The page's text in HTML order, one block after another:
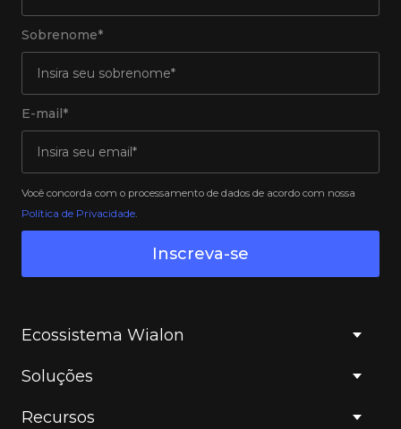
Sobrenome*
E-mail*
Você concorda com o processamento de dados de acordo com nossa
Política de Privacidade.
Inscreva-se
Ecossistema Wialon
Soluções
Recursos